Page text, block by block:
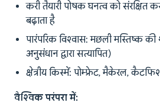
करी तैयारी पोषक घनत्व को संरक्षित
बढ़ाता है
पारंपरिक विश्वास: मछली मस्तिष्क
अनुसंधान द्वारा सत्यापित)
क्षेत्रीय किस्में: पोम्फ्रेट, मैकेरल,
वैश्विक परंपरा में: